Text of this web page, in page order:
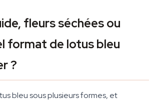
fleurs séchées ou
format de lotus bleu
?
bleu sous plusieurs formes, et